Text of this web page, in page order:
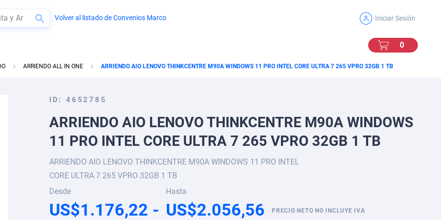
Mi Carro
00
BUSCAR
Volver al listado de Convenios Marco Iniciar Sesión
ARRIENDO ALL IN ONE ARRIENDO AIO LENOVO THINKCENTRE M90A WINDOWS 11 PRO INTEL CORE ULTRA 7 265 VPRO 32GB 1 TB
ID 4652785
ARRIENDO AIO LENOVO THINKCENTRE M90A WINDOWS
11 PRO INTEL CORE ULTRA 7 265 VPRO 32GB 1 TB
ARRIENDO AIO LENOVO THINKCENTRE M90A WINDOWS 11 PRO INTEL
CORE ULTRA 7 265 VPRO 32GB 1 TB
Desde
US$1.176,22
Hasta
US$2.056,56 PRECIO NETO NO INCLUYE IVA